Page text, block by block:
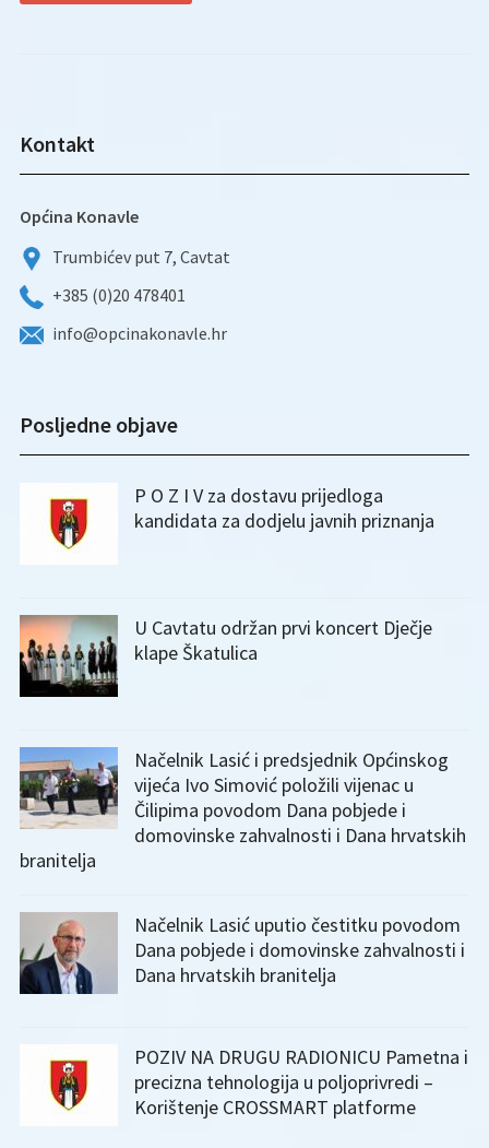
Kontakt
Općina Konavle
Trumbićev put 7, Cavtat
+385 (0)20 478401
info@opcinakonavle.hr
Posljedne objave
P O Z I V za dostavu prijedloga
kandidata za dodjelu javnih priznanja
U Cavtatu održan prvi koncert Dječje
klape Škatulica
Načelnik Lasić i predsjednik Općinskog
vijeća Ivo Simović položili vijenac u
Čilipima povodom Dana pobjede i
domovinske zahvalnosti i Dana hrvatskih
branitelja
Načelnik Lasić uputio čestitku povodom
Dana pobjede i domovinske zahvalnosti i
Dana hrvatskih branitelja
POZIV NA DRUGU RADIONICU Pametna i
precizna tehnologija u poljoprivredi –
Korištenje CROSSMART platforme